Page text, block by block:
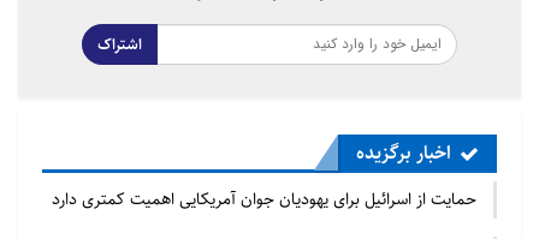
خدمات، ممنوع است.
حمایت از اسرائیل برای یهودیان جوان آمریکایی اهمیت
کمتری دارد
اشتراک
اخبار برگزیده
حمایت از اسرائیل برای یهودیان جوان آمریکایی اهمیت کمتری دارد